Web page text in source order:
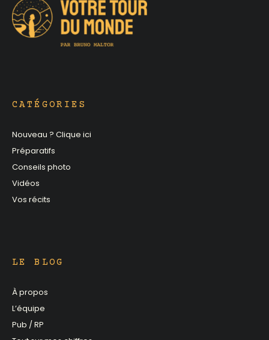
CATÉGORIES
Nouveau ? Clique ici
Préparatifs
Conseils photo
Vidéos
Vos récits
LE BLOG
À propos
L’équipe
Pub / RP